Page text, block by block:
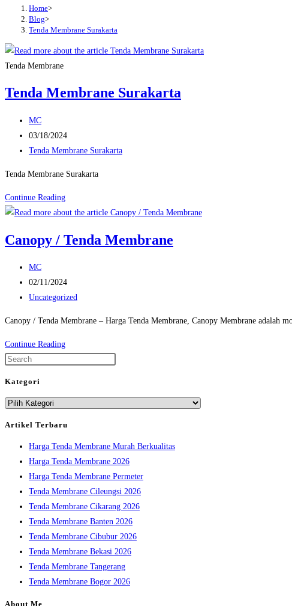
Home>
Blog>
Tenda Membrane Surakarta
Tenda Membrane
Tenda Membrane Surakarta
Post
author:
MC
Post
published:
03/18/2024
Post
Tenda Membrane Surakarta
Tenda Membrane Surakarta
Continue ReadingTenda
Membrane
Canopy / Tenda Membrane
Post
author:
MC
Post
published:
02/11/2024
Post
Uncategorized
Canopy / Tenda Membrane – Harga Tenda Membrane, Canopy Membrane adalah
Continue ReadingCanopy
panel.
Kategori
Kategori
Artikel Terbaru
Harga Tenda Membrane Murah Berkualitas
Harga Tenda Membrane 2026
Harga Tenda Membrane Permeter
Tenda Membrane Cileungsi 2026
Tenda Membrane Cikarang 2026
Tenda Membrane Banten 2026
Tenda Membrane Cibubur 2026
Tenda Membrane Bekasi 2026
Tenda Membrane Tangerang
Tenda Membrane Bogor 2026
About Me